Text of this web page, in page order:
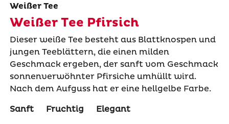
Weißer Tee
Weißer Tee Pfirsich
Dieser weiße Tee besteht aus Blattknospen und
jungen Teeblättern, die einen milden
Geschmack ergeben, der sanft vom Geschmack
sonnenverwöhnter Pfirsiche umhüllt wird.
Nach dem Aufguss hat er eine hellgelbe Farbe.
Sanft
Fruchtig Elegant